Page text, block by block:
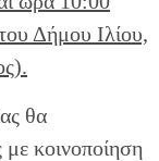
Δήμου Ιλίου,
θα
κοινοποίηση